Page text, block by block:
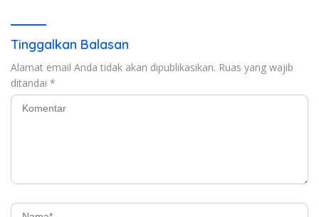
Tinggalkan Balasan
Alamat email Anda tidak akan dipublikasikan. Ruas yang wajib
ditandai *